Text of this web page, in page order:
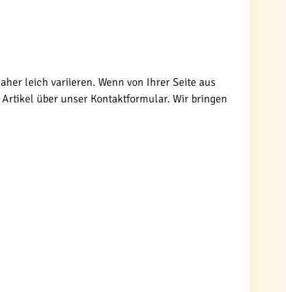
leich variieren. Wenn von Ihrer Seite aus
über unser Kontaktformular. Wir bringen